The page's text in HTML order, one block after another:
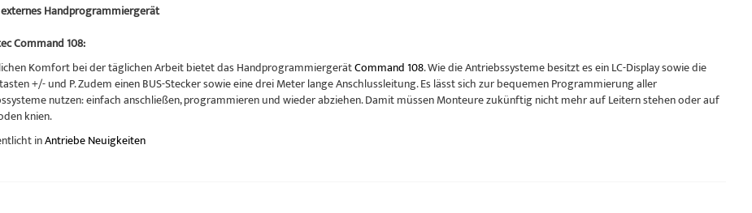
externes Handprogrammiergerät
Command 108:
Komfort bei der täglichen Arbeit bietet das HandprogrammiergerätCommand 108. Wie die Antriebssysteme besitzt es ein LC-Display sowie die
+/- und P. Zudem einen BUS-Stecker sowie eine drei Meter lange Anschlussleitung. Es lässt sich zur bequemen Programmierung aller
nutzen: einfach anschließen, programmieren und wieder abziehen. Damit müssen Monteure zukünftig nicht mehr auf Leitern stehen oder auf
knien.
inAntriebe Neuigkeiten